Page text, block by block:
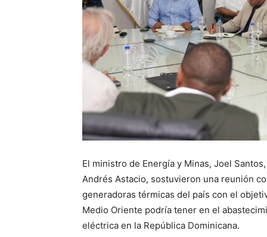
El ministro de Energía y Minas, Joel
Andrés Astacio, sostuvieron una reunión
generadoras térmicas del país con el
Medio Oriente podría tener en el
eléctrica en la República Dominicana.